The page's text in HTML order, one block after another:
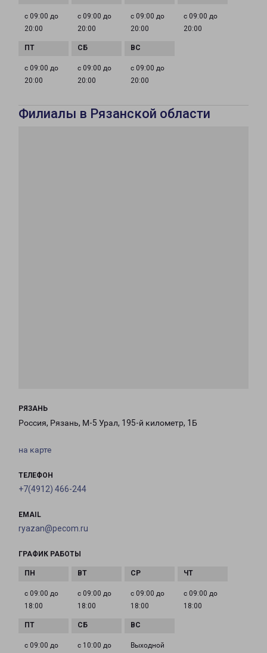
с 09:00 до
20:00
с 09:00 до
20:00
с 09:00 до
20:00
с 09:00 до
20:00
с 09:00 до
20:00
с 09:00 до
20:00
с 09:00 до
20:00
Филиалы в Рязанской области
РЯЗАНЬ
Россия, Рязань, М-5 Урал, 195-й километр, 1Б
на карте
ТЕЛЕФОН
+7(4912) 466-244
EMAIL
ryazan@pecom.ru
ГРАФИК РАБОТЫ
с 09:00 до
18:00
с 09:00 до
18:00
с 09:00 до
18:00
с 09:00 до
18:00
с 09:00 до
с 10:00 до
Выходной